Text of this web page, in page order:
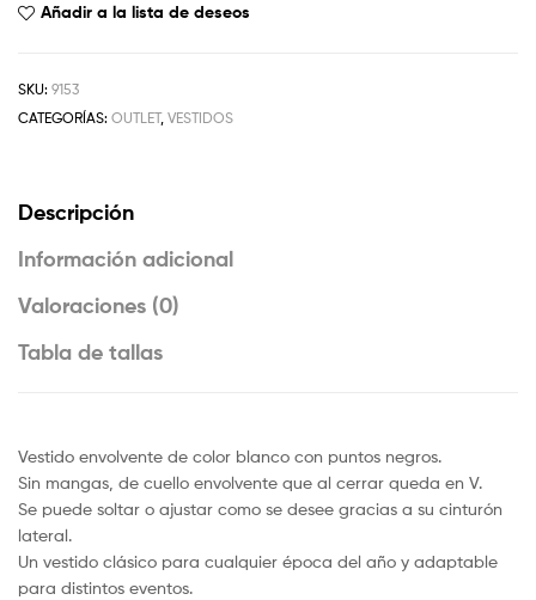
Añadir a la lista de deseos
SKU: 9153
CATEGORÍAS: OUTLET, VESTIDOS
Descripción
Información adicional
Valoraciones (0)
Tabla de tallas
Vestido envolvente de color blanco con puntos negros.
Sin mangas, de cuello envolvente que al cerrar queda en V.
Se puede soltar o ajustar como se desee gracias a su cinturón
lateral.
Un vestido clásico para cualquier época del año y adaptable
para distintos eventos.